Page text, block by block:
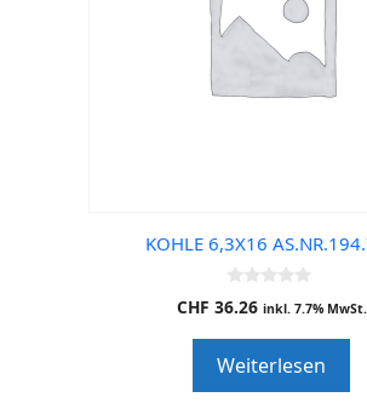
KOHLE 6,3X16
0
o
o
f
5
CHF 36.26 inkl. 7.7% MwSt.
Weiterlesen